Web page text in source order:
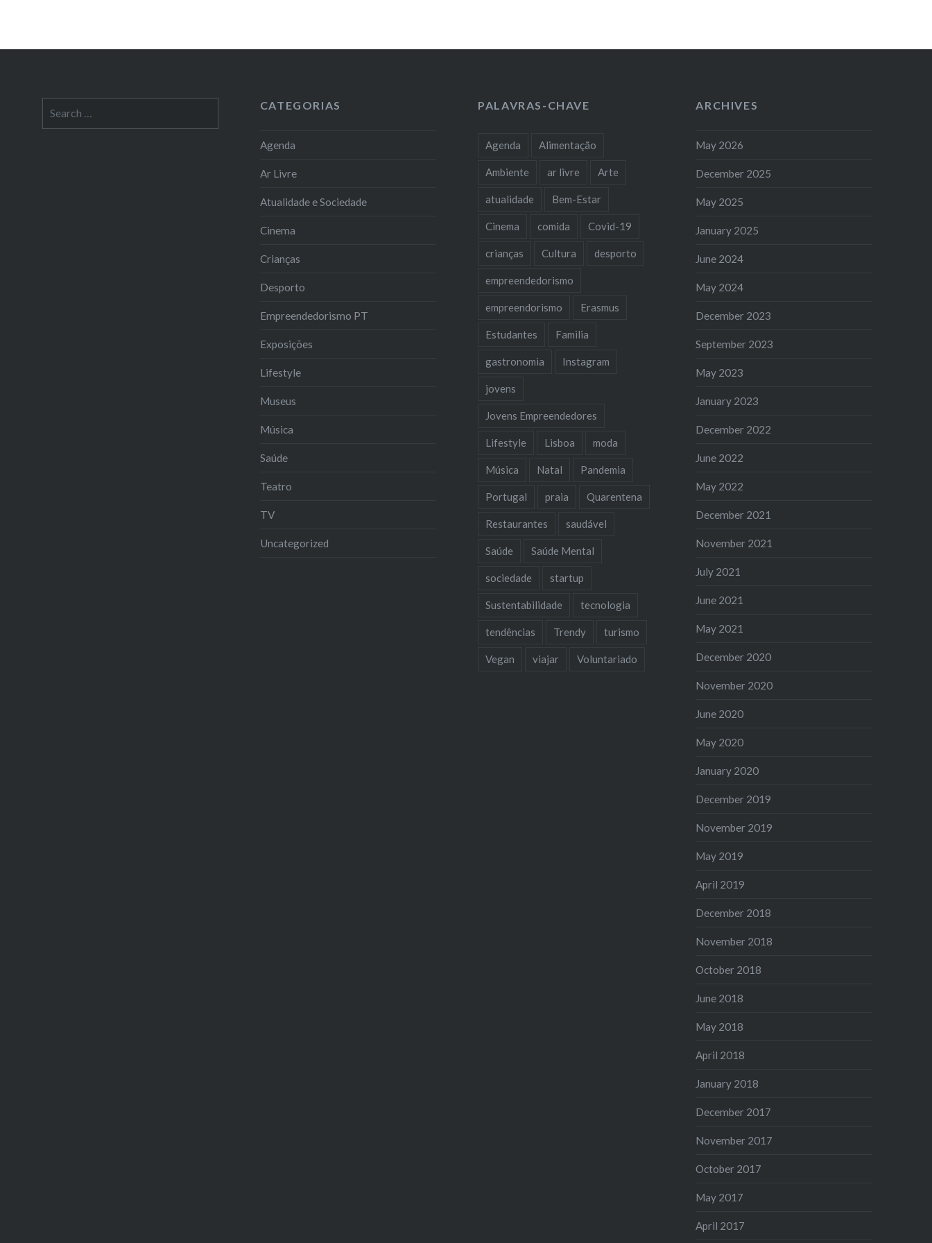
CATEGORIAS
Agenda
Ar Livre
Atualidade e Sociedade
Cinema
Crianças
Desporto
Empreendedorismo PT
Exposições
Lifestyle
Museus
Música
Saúde
Teatro
TV
Uncategorized
PALAVRAS-CHAVE
Agenda Alimentação
Ambiente ar livre Arte
atualidade Bem-Estar
Cinema comida Covid-19
crianças Cultura desporto
empreendedorismo
empreendorismo Erasmus
Estudantes Familia
gastronomia Instagram
jovens
Jovens Empreendedores
Lifestyle Lisboa moda
Música Natal Pandemia
Portugal praia Quarentena
Restaurantes saudável
Saúde Saúde Mental
sociedade startup
Sustentabilidade tecnologia
tendências Trendy turismo
Vegan viajar Voluntariado
ARCHIVES
May 2026
December 2025
May 2025
January 2025
June 2024
May 2024
December 2023
September 2023
May 2023
January 2023
December 2022
June 2022
May 2022
December 2021
November 2021
July 2021
June 2021
May 2021
December 2020
November 2020
June 2020
May 2020
January 2020
December 2019
November 2019
May 2019
April 2019
December 2018
November 2018
October 2018
June 2018
May 2018
April 2018
January 2018
December 2017
November 2017
October 2017
May 2017
April 2017